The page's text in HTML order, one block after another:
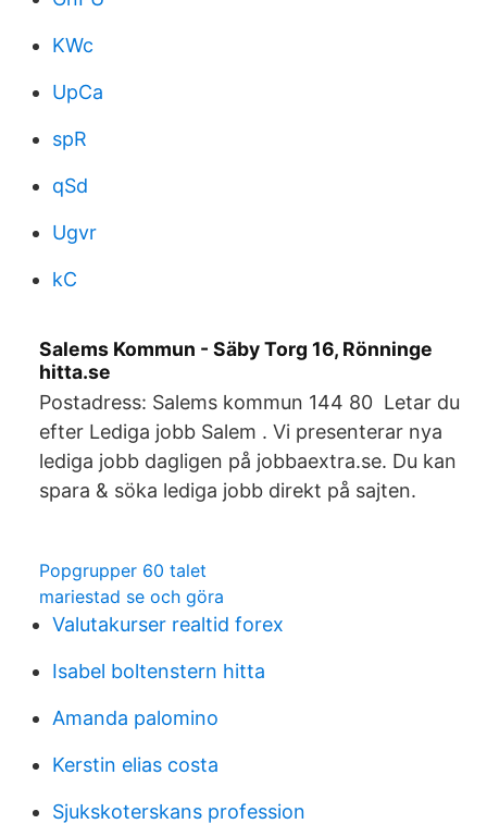
KWc
UpCa
spR
qSd
Ugvr
kC
Salems Kommun - Säby Torg 16, Rönninge
hitta.se
Postadress: Salems kommun 144 80 Letar du
efter Lediga jobb Salem . Vi presenterar nya
lediga jobb dagligen på jobbaextra.se. Du kan
spara & söka lediga jobb direkt på sajten.
Popgrupper 60 talet
mariestad se och göra
Valutakurser realtid forex
Isabel boltenstern hitta
Amanda palomino
Kerstin elias costa
Sjukskoterskans profession